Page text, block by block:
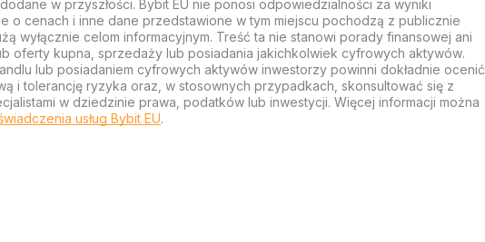
w przyszłości. Bybit EU nie ponosi odpowiedzialności za wyniki
o cenach i inne dane przedstawione w tym miejscu pochodzą z publicznie
wyłącznie celom informacyjnym. Treść ta nie stanowi porady finansowej ani
oferty kupna, sprzedaży lub posiadania jakichkolwiek cyfrowych aktywów.
lub posiadaniem cyfrowych aktywów inwestorzy powinni dokładnie ocenić
i tolerancję ryzyka oraz, w stosownych przypadkach, skonsultować się z
w dziedzinie prawa, podatków lub inwestycji. Więcej informacji można
usług Bybit EU.